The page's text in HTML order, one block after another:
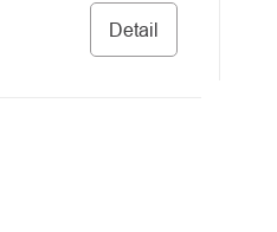
Detail